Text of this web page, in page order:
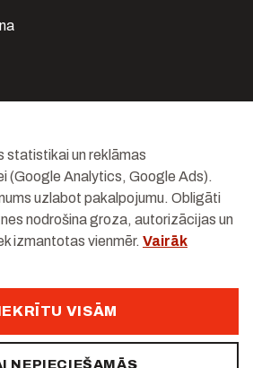
Rīga
statistikai un reklāmas
(Google Analytics, Google Ads).
uzlabot pakalpojumu. Obligāti
nodrošina groza, autorizācijas un
izmantotas vienmēr. Vairāk
VISĀM
NEPIECIEŠAMĀS